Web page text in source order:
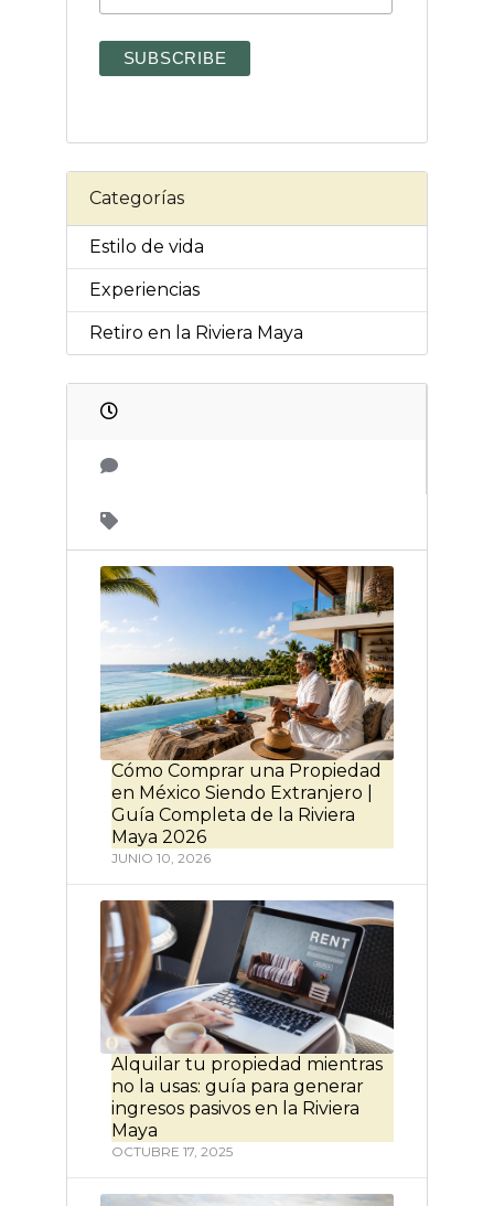
Categorías
Estilo de vida
Experiencias
Retiro en la Riviera Maya
Cómo Comprar una Propiedad
en México Siendo Extranjero |
Guía Completa de la Riviera
Maya 2026
JUNIO 10, 2026
Alquilar tu propiedad mientras
no la usas: guía para generar
ingresos pasivos en la Riviera
Maya
OCTUBRE 17, 2025